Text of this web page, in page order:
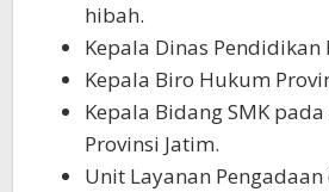
hibah.
Kepala Dinas Pendidikan
Kepala Biro Hukum
Kepala Bidang SMK
Provinsi Jatim.
Unit Layanan